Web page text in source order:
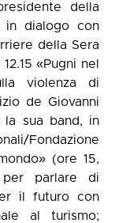
della
in dialogo con
della Sera
«Pugni nel
violenza di
de Giovanni
la sua band, in
Fondazione
(ore 15,
per parlare di
il futuro con
al turismo;